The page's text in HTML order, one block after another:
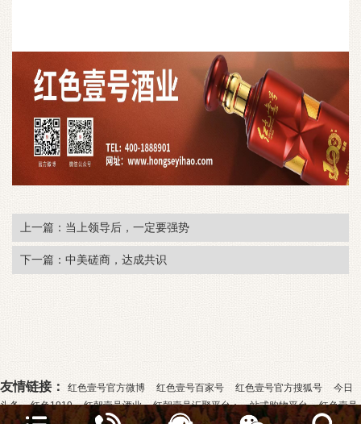
上一篇：当上领导后，一定要强势
下一篇：中美磋商，达成共识
友情链接： 红色壹号官方微博 红色壹号百家号 红色壹号官方搜狐号
今日
头条
红色1919 红朝壹号酒业 红朝壹号汇聚平台：一站式购物平台
红色壹号